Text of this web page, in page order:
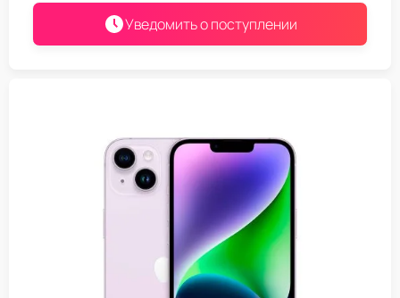
Уведомить о поступлении